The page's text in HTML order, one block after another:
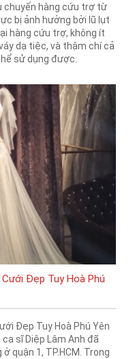
chuyến hàng cứu trợ từ
bị ảnh hưởng bởi lũ lụt
hàng cứu trợ, không ít
dạ tiệc, và thậm chí cả
sử dụng được.
Đẹp Tuy Hoà Phú
Đẹp Tuy Hoà Phú Yên
sĩ Diệp Lâm Anh đã
quận 1, TP.HCM. Trong